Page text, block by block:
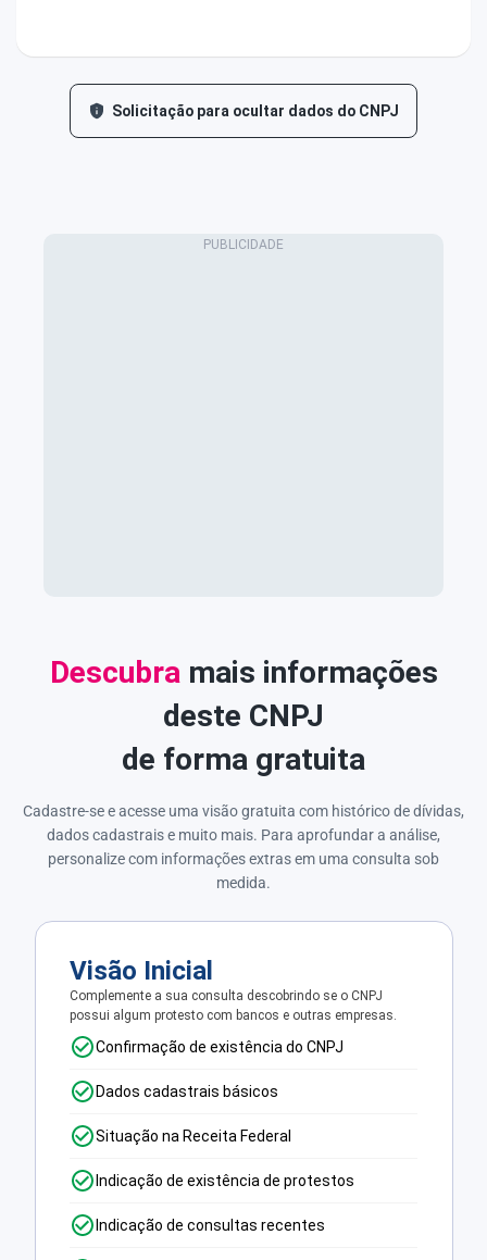
Solicitação para ocultar dados do CNPJ
Descubra mais informações
deste CNPJ
de forma gratuita
Cadastre-se e acesse uma visão gratuita com histórico de dívidas,
dados cadastrais e muito mais. Para aprofundar a análise,
personalize com informações extras em uma consulta sob
medida.
Visão Inicial
Complemente a sua consulta descobrindo se o CNPJ
possui algum protesto com bancos e outras empresas.
Confirmação de existência do CNPJ
Dados cadastrais básicos
Situação na Receita Federal
Indicação de existência de protestos
Indicação de consultas recentes